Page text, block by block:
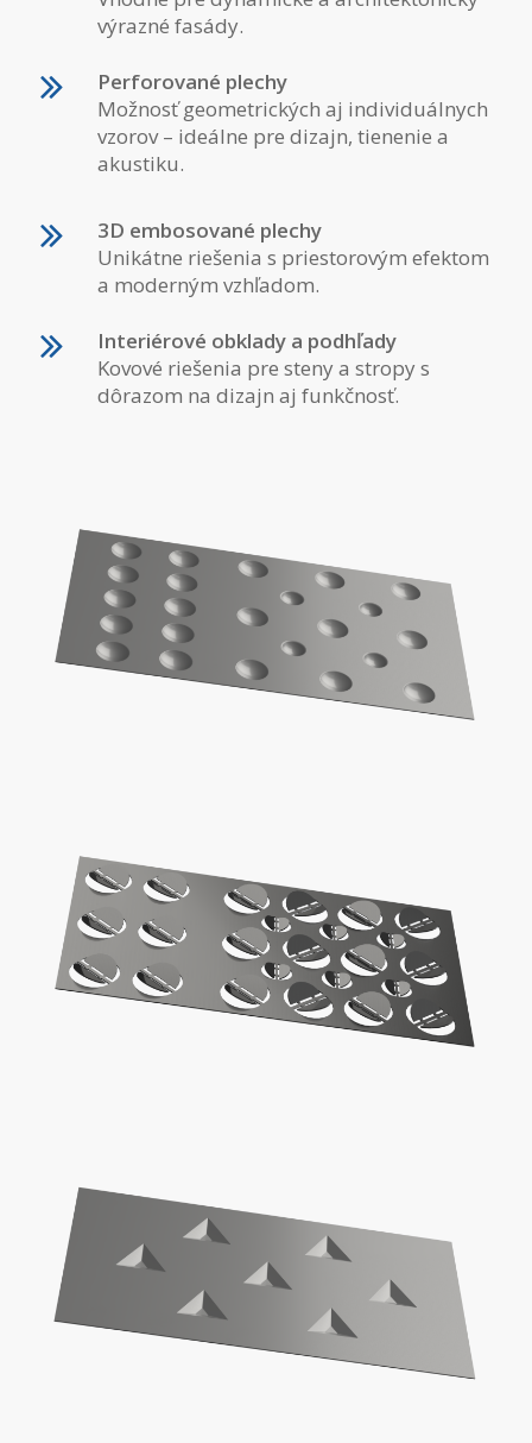
výrazné fasády.
Perforované plechy
Možnosť geometrických aj individuálnych
vzorov – ideálne pre dizajn, tienenie a
akustiku.
3D embosované plechy
Unikátne riešenia s priestorovým efektom
a moderným vzhľadom.
Interiérové obklady a podhľady
Kovové riešenia pre steny a stropy s
dôrazom na dizajn aj funkčnosť.